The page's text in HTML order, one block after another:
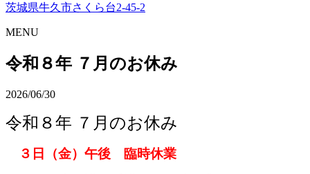
茨城県牛久市さくら台2-45-2
MENU
令和８年 ７月のお休み
2026/06/30
令和８年 ７ 月のお休み
３ 日（金）午後 臨時休業